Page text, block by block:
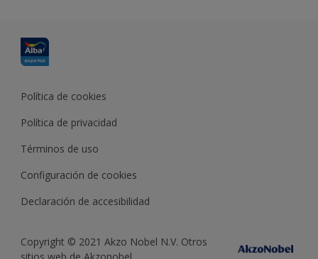
Política de cookies
Política de privacidad
Términos de uso
Configuración de cookies
Declaración de accesibilidad
Copyright © 2021 Akzo Nobel N.V. Otros
sitios web de Akzonobel